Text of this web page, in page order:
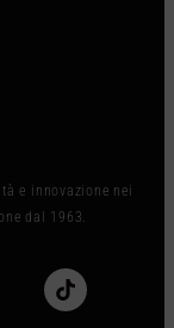
e innovazione nei
dal 1963.